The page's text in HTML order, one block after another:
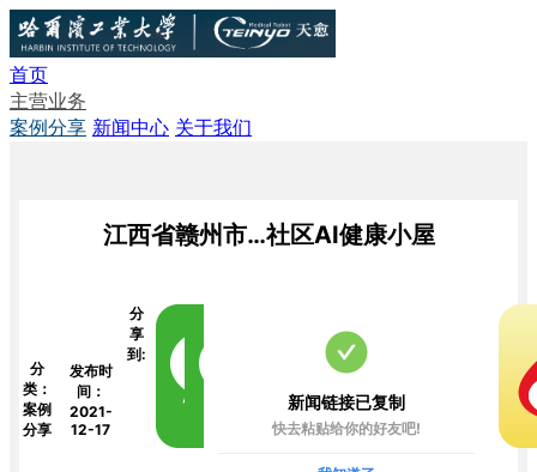
首页
主营业务
案例分享 新闻中心 关于我们
江西省赣州市…社区AI健康小屋
分
类：
案例
分享
发布时
间：
2021-
12-17
分
享
到:
新闻链接已复制
快去粘贴给你的好友吧!